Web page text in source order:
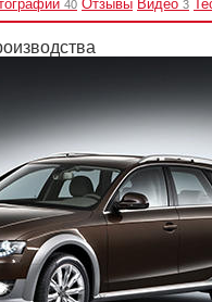
40 Отзывы Видео 3